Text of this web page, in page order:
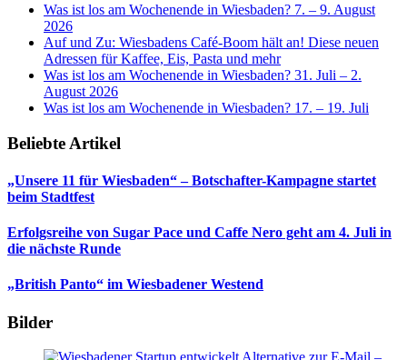
Was ist los am Wochenende in Wiesbaden? 7. – 9. August
2026
Auf und Zu: Wiesbadens Café-Boom hält an! Diese neuen
Adressen für Kaffee, Eis, Pasta und mehr
Was ist los am Wochenende in Wiesbaden? 31. Juli – 2.
August 2026
Was ist los am Wochenende in Wiesbaden? 17. – 19. Juli
Beliebte Artikel
„Unsere 11 für Wiesbaden“ – Botschafter-Kampagne startet
beim Stadtfest
Erfolgsreihe von Sugar Pace und Caffe Nero geht am 4. Juli in
die nächste Runde
„British Panto“ im Wiesbadener Westend
Bilder